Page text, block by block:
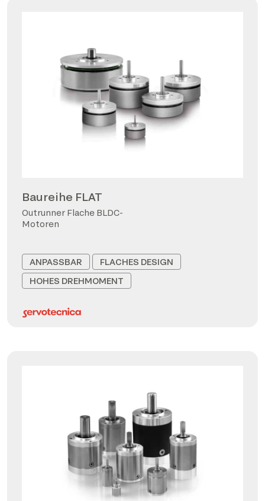
Baureihe FLAT
Outrunner Flache BLDC-
Motoren
ANPASSBAR
FLACHES DESIGN
HOHES DREHMOMENT